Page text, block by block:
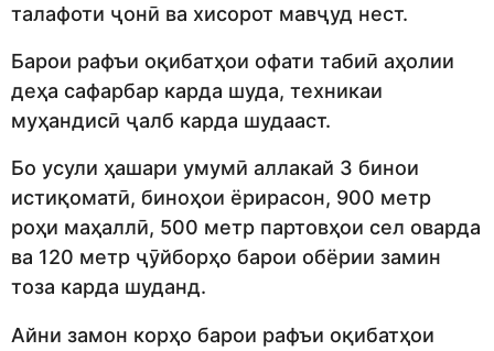
талафоти ҷонӣ ва хисорот мавҷуд нест.
Барои рафъи оқибатҳои офати табиӣ аҳолии
деҳа сафарбар карда шуда, техникаи
муҳандисӣ ҷалб карда шудааст.
Бо усули ҳашари умумӣ аллакай 3 бинои
истиқоматӣ, биноҳои ёрирасон, 900 метр
роҳи маҳаллӣ, 500 метр партовҳои сел оварда
ва 120 метр ҷӯйборҳо барои обёрии замин
тоза карда шуданд.
Айни замон корҳо барои рафъи оқибатҳои